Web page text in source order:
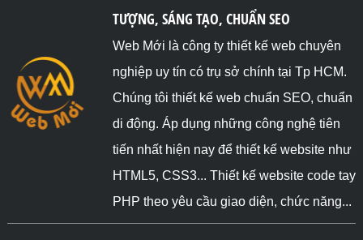
TƯỢNG, SÁNG TẠO, CHUẨN SEO
Web Mới là công ty thiết kế web chuyên
nghiệp uy tín có trụ sở chính tại Tp HCM.
Chúng tôi thiết kế web chuẩn SEO, chuẩn
di động. Áp dụng những công nghệ tiên
tiến nhất hiện nay để thiết kế website như
HTML5, CSS3... Thiết kế website code tay
PHP theo yêu cầu giao diện, chức năng...